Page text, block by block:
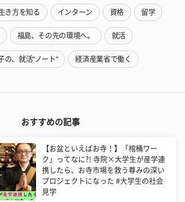
き方を知る インターン 資格 留学
福島、その先の環境へ。 就活
の、就活"ノート" 経済産業省で働く
おすすめの記事
【お盆といえばお寺！】「棺桶ワー
ク」ってなに?! 寺院×大学生が産学連
携したら、お寺市場を救う尊みの深い
プロジェクトになった #大学生の社会
見学